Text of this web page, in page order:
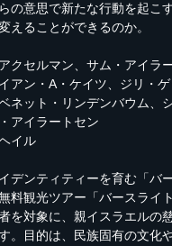
の意思で新たな行動を起こ
えることができるのか。
クセルマン、サム・アイラ
アン・A・ケイツ、ジリ・
ネット・リンデンバウム、
アイラートセン
イル
デンティティーを育む「バ
料観光ツアー「バースライ
を対象に、親イスラエルの
。目的は、民族固有の文化